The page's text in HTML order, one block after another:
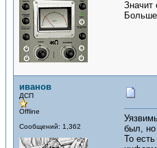
Значит
Больше
иванов
ДСП
Offline
Сообщений: 1,362
был, но
То